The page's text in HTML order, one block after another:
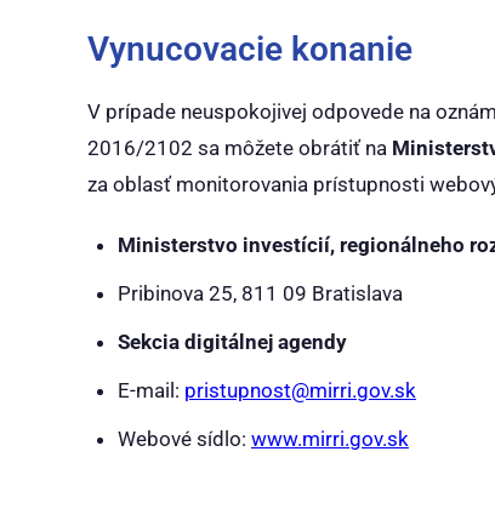
Vynucovacie konanie
V prípade neuspokojivej odpovede na
2016/2102 sa môžete obrátiť na
za oblasť monitorovania prístupnosti
Ministerstvo investícií, regionálneho
Pribinova 25, 811 09 Bratislava
Sekcia digitálnej agendy
E-mail: pristupnost@mirri.gov.sk
Webové sídlo: www.mirri.gov.sk